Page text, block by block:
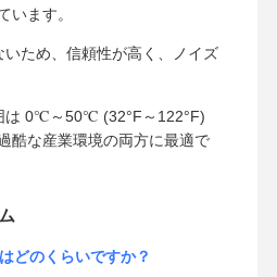
います。
ため、信頼性が高く、ノイズ
は 0℃～50℃ (32°F～122°F)
酷な産業環境の両方に最適で
どのくらいですか？